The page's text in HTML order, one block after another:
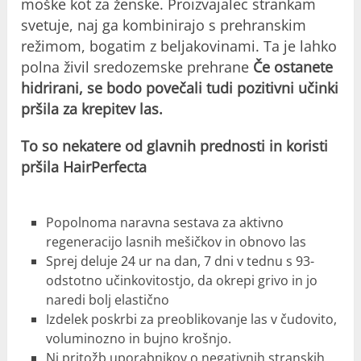
moške kot za ženske. Proizvajalec strankam
svetuje, naj ga kombinirajo s prehranskim
režimom, bogatim z beljakovinami. Ta je lahko
polna živil sredozemske prehrane Če ostanete
hidrirani, se bodo povečali tudi pozitivni učinki
pršila za krepitev las.
To so nekatere od glavnih prednosti in koristi
pršila HairPerfecta
Popolnoma naravna sestava za aktivno
regeneracijo lasnih mešičkov in obnovo las
Sprej deluje 24 ur na dan, 7 dni v tednu s 93-
odstotno učinkovitostjo, da okrepi grivo in jo
naredi bolj elastično
Izdelek poskrbi za preoblikovanje las v čudovito,
voluminozno in bujno krošnjo.